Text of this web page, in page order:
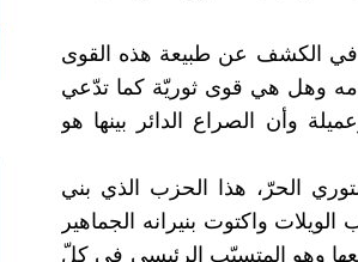
في ‏الكشف عن طبيعة هذه القوى
‏وهل هي قوى ثوريّة كما ‏تدّعي
وأن الصراع الدائر ‏بينها هو
الحرّ، هذا الحزب ‏الذي بني
واكتوت ‏بنيرانه الجماهير
وهو ‏المتسبّب الرئيسي في كلّ